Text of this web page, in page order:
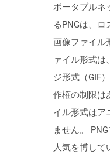
ポータブルネ
るPNGは、
画像ファイル
ァイル形式は
ジ形式（GIF
作権の制限は
イル形式はア
ません。
人気を博して